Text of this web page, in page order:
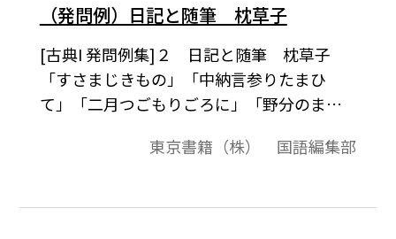
（発問例）日記と随筆 枕草子
[古典I 発問例集]２ 日記と随筆 枕草子
「すさまじきもの」「中納言参りたまひ
て」「二月つごもりごろに」「野分のまた
集授業の中での発問の例として、またテス
利用ください｡「テキストダウンロード用」
東京書籍（株） 国語編集部